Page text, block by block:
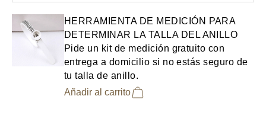
HERRAMIENTA DE MEDICIÓN PARA
DETERMINAR LA TALLA DEL ANILLO
Pide un kit de medición gratuito con
entrega a domicilio si no estás seguro de
tu talla de anillo.
Añadir al carrito